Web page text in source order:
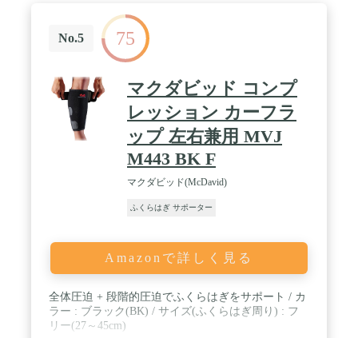
ご購入するようお願いいたします。 ✔🚫【 ３０日
間のメーカー保証付き！ 】 本製品には、
「Lemuria」正規取扱店からの購入に限り購入日か
本人スタッフが１つ１つ丁寧に検品しております
が、輸送中に破損や不良が出る場合がございます。
その場合、迅速にご対応いたしますので、カスタマ
ーサポートからご注文番号を添えてご連絡ください
ませ。また、製品についてご不明な点や問題などが
御座いましたら、お気軽にカスタマーサポートから
お問い合わせください。
No.5 75
マクダビッド コンプ
レッション カーフラ
ップ 左右兼用 MVJ
M443 BK F
マクダビッド(McDavid)
ふくらはぎ サポーター
Amazonで詳しく見る
全体圧迫 + 段階的圧迫でふくらはぎをサポート / カ
ラー : ブラック(BK) / サイズ(ふくらはぎ周り) : フ
リー(27～45cm)